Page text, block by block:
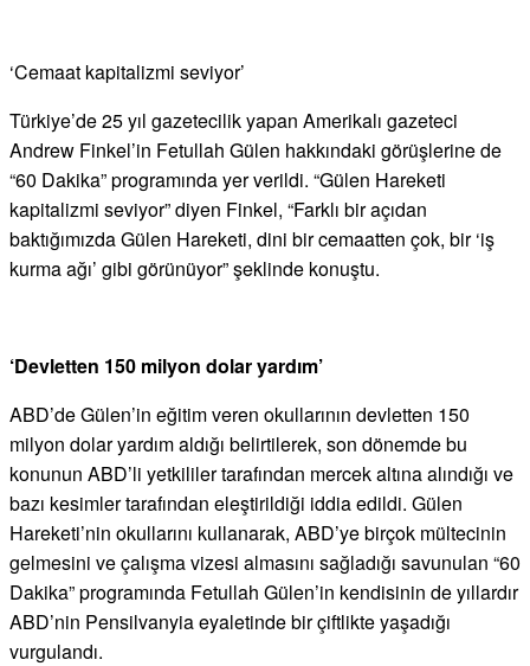
‘Cemaat kapitalizmi seviyor’
Türkiye’de 25 yıl gazetecilik yapan Amerikalı gazeteci
Andrew Finkel’in Fetullah Gülen hakkındaki görüşlerine de
“60 Dakika” programında yer verildi. “Gülen Hareketi
kapitalizmi seviyor” diyen Finkel, “Farklı bir açıdan
baktığımızda Gülen Hareketi, dini bir cemaatten çok, bir ‘iş
kurma ağı’ gibi görünüyor” şeklinde konuştu.
‘Devletten 150 milyon dolar yardım’
ABD’de Gülen’in eğitim veren okullarının devletten 150
milyon dolar yardım aldığı belirtilerek, son dönemde bu
konunun ABD’li yetkililer tarafından mercek altına alındığı ve
bazı kesimler tarafından eleştirildiği iddia edildi. Gülen
Hareketi’nin okullarını kullanarak, ABD’ye birçok mültecinin
gelmesini ve çalışma vizesi almasını sağladığı savunulan “60
Dakika” programında Fetullah Gülen’in kendisinin de yıllardır
ABD’nin Pensilvanyia eyaletinde bir çiftlikte yaşadığı
vurgulandı.